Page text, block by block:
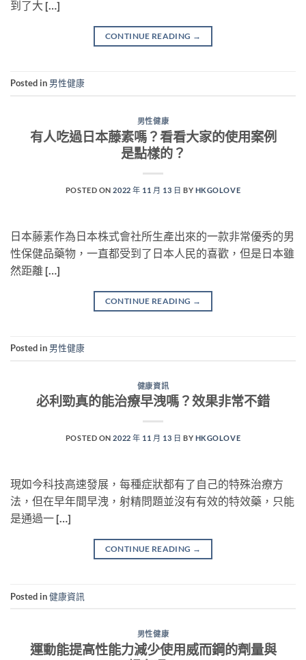
到了大 […]
CONTINUE READING →
Posted in 男性健康
男性健康
有人吃過日本藤素嗎？看看大家的使用案例
是點樣的？
POSTED ON2022 年 11 月 13 日 BY HKGOLOVE
日本藤素作為日本株式會社所生產出來的一款非常優秀的男
性保健品藥物，一直都受到了日本人民的喜歡，但是日本雖
然距離 […]
CONTINUE READING →
Posted in 男性健康
健康資訊
必利勁真的能治療早洩嗎？效果非常不錯
POSTED ON2022 年 11 月 13 日 BY HKGOLOVE
現如今科技高速發展，每種症狀都有了自己的特殊治療方
法，但在早年間早洩，射精問題並沒有有效的特效藥，只能
是通過一 […]
CONTINUE READING →
Posted in健康資訊
男性健康
運動能提高性能力減少使用威而鋼的劑量與